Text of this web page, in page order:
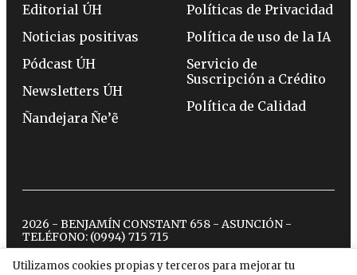
Utilizamos cookies propias y terceros para mejorar tu
Editorial ÚH
Noticias positivas
Pódcast ÚH
Newsletters ÚH
Ñandejara Ñe’ẽ
Políticas de Privacidad
Política de uso de la IA
Servicio de
Suscripción a Crédito
Política de Calidad
2026 - BENJAMÍN CONSTANT 658 - ASUNCIÓN -
TELÉFONO: (0994) 715 715